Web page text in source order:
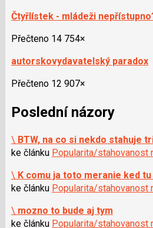
Čtyřlístek - mládeži
Přečteno 14 754×
autorskovydavatelský paradox
Přečteno 12 907×
Poslední názory
\ BTW, na co si nekdo stahuje
ke článku Popularita/stahovanost
\ K comu ja toto meranie ked
ke článku Popularita/stahovanost
\ mozno to bude aj tym
ke článku Popularita/stahovanost